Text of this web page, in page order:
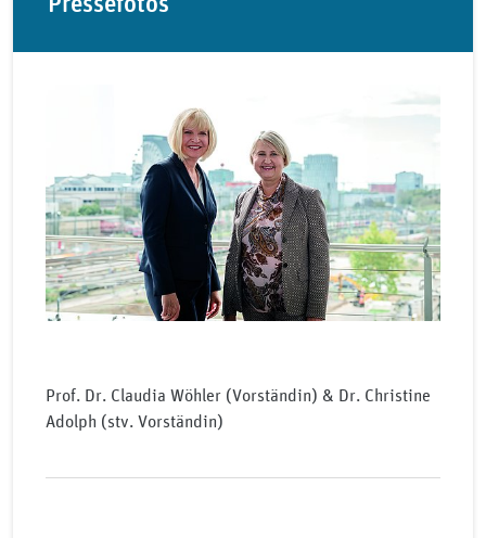
Prof. Dr. Claudia Wöhler (Vorständin) & Dr. Christine
Adolph (stv. Vorständin)